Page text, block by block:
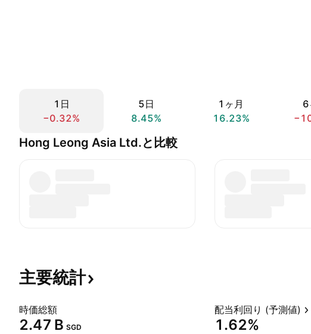
1日
−0.32%
5日
8.45%
1ヶ月
16.23%
6
Hong Leong Asia Ltd.と比較
主要統計
時価総額
‪2.47 B‬ SGD
配当利回り (予測値)
1.62%